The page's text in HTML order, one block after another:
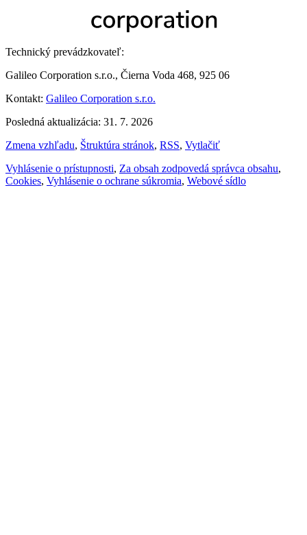
Technický prevádzkovateľ:
Galileo Corporation s.r.o., Čierna Voda 468, 925 06
Kontakt: Galileo Corporation s.r.o.
Posledná aktualizácia: 31. 7. 2026
Zmena vzhľadu, Štruktúra stránok, RSS, Vytlačiť
Vyhlásenie o prístupnosti, Za obsah zodpovedá správca obsahu,
Cookies, Vyhlásenie o ochrane súkromia, Webové sídlo